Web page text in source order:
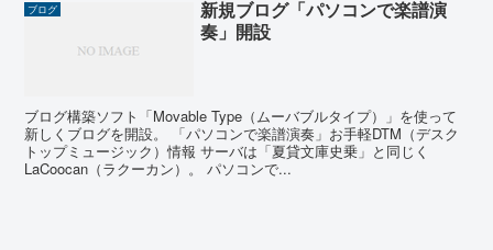
ブログ
新規ブログ「パソコンで楽譜演
奏」開設
ブログ構築ソフト「Movable Type（ムーバブルタイプ）」を使って
新しくブログを開設。 「パソコンで楽譜演奏」お手軽DTM（デスク
トップミュージック）情報 サーバは「夏貸文庫史乗」と同じく
LaCoocan（ラクーカン）。 パソコンで...